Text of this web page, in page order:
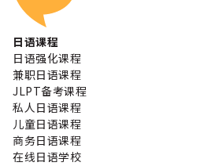
日语课程
日语强化课程
兼职日语课程
JLPT备考课程
私人日语课程
儿童日语课程
商务日语课程
在线日语学校